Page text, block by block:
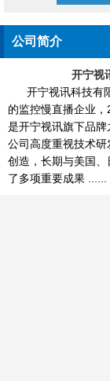
公司简介
开宁视
开宁视讯科技有
的监控慢直播企业
是开宁视讯旗下品牌
公司高度重视技术
创造，长期与美国
了多项重要成果 ......